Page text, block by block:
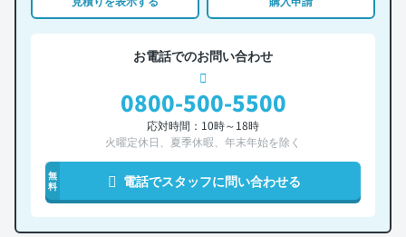
お電話でのお問い合わせ
0800-500-5500
応対時間：10時～18時
火曜定休日、夏季休暇、年末年始を除く
無
料
電話でスタッフに問い合わせる